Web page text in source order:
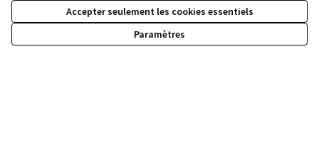
Accepter seulement les cookies essentiels
Paramètres
Thème : Installation de mobilier urbain
100 000 €